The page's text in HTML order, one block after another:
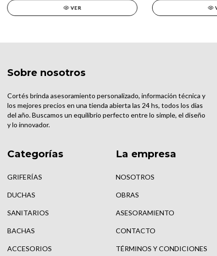
VER
Sobre nosotros
Cortés brinda asesoramiento personalizado, información técnica y
los mejores precios en una tienda abierta las 24 hs, todos los días
del año. Buscamos un equilibrio perfecto entre lo simple, el diseño
y lo innovador.
Categorías
GRIFERÍAS
DUCHAS
SANITARIOS
BACHAS
ACCESORIOS
La empresa
NOSOTROS
OBRAS
ASESORAMIENTO
CONTACTO
TÉRMINOS Y CONDICIONES